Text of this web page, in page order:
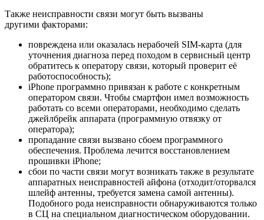
Также неисправности связи могут быть вызваны
другими факторами:
повреждена или оказалась нерабочей SIM-карта (для
уточнения диагноза перед походом в сервисный центр
обратитесь к оператору связи, который проверит её
работоспособность);
iPhone программно привязан к работе с конкретным
оператором связи. Чтобы смартфон имел возможность
работать со всеми операторами, необходимо сделать
джейлбрейк аппарата (программную отвязку от
оператора);
пропадание связи вызвано сбоем программного
обеспечения. Проблема лечится восстановлением
прошивки iPhone;
сбои по части связи могут возникать также в результате
аппаратных неисправностей айфона (отходит/оторвался
шлейф антенны, требуется замена самой антенны).
Подобного рода неисправности обнаруживаются только
в СЦ на специальном диагностическом оборудовании.